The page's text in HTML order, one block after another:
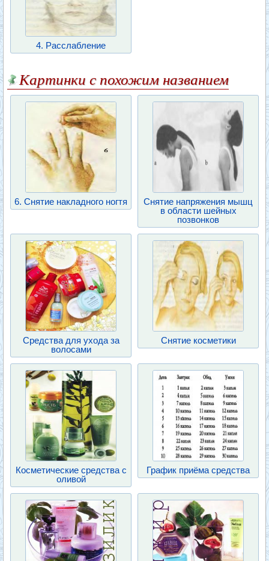
4. Расслабление
Картинки с похожим названием
6. Снятие накладного ногтя
Снятие напряжения мышц
в области шейных
позвонков
Средства для ухода за
волосами
Снятие косметики
Косметические средства с
оливой
График приёма средства